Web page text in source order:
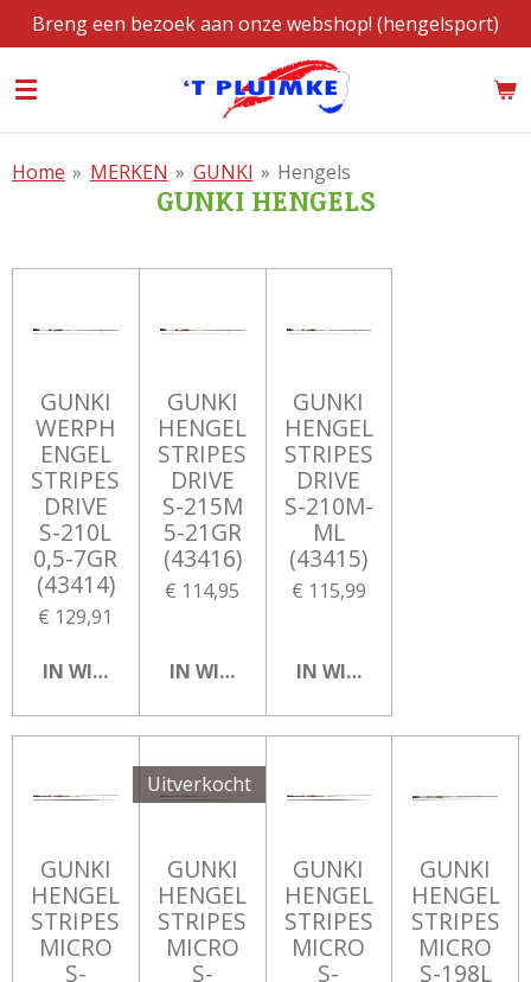
direct
naar
Breng een bezoek aan onze webshop! (hengelsport)
Home » MERKEN » GUNKI » Hengels
GUNKI HENGELS
GUNKI
WERPH
ENGEL
STRIPES
DRIVE
S-210L
0,5-7GR
(43414)
€ 129,91
IN WINKELWAGEN
GUNKI
HENGEL
STRIPES
DRIVE
S-215M
5-21GR
(43416)
€ 114,95
IN WINKELWAGEN
GUNKI
HENGEL
STRIPES
DRIVE
S-210M-
ML
(43415)
€ 115,99
IN WINKELWAGEN
GUNKI
HENGEL
STRIPES
MICRO
S-
Uitverkocht
GUNKI
HENGEL
STRIPES
MICRO
S-
GUNKI
HENGEL
STRIPES
MICRO
S-
GUNKI
HENGEL
STRIPES
MICRO
S-198L